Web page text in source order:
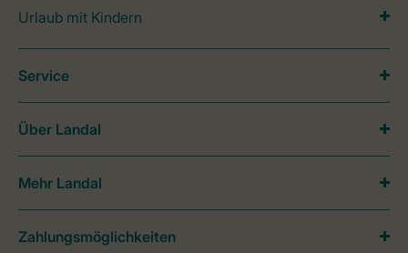
Urlaub mit Kindern
Service
Über Landal
Mehr Landal
Zahlungsmöglichkeiten